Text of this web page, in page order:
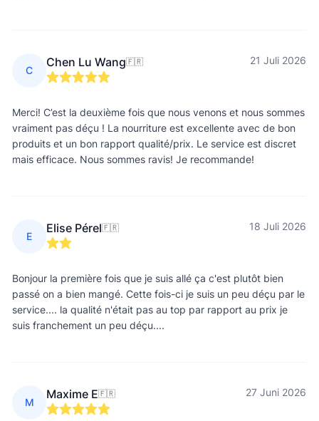
C
Chen Lu Wang🇫🇷 21 Juli 2026
Merci! C’est la deuxième fois que nous venons et nous sommes
vraiment pas déçu ! La nourriture est excellente avec de bon
produits et un bon rapport qualité/prix. Le service est discret
mais efficace. Nous sommes ravis! Je recommande!
E
Elise Pérel🇫🇷 18 Juli 2026
Bonjour la première fois que je suis allé ça c'est plutôt bien
passé on a bien mangé. Cette fois-ci je suis un peu déçu par le
service.... la qualité n'était pas au top par rapport au prix je
suis franchement un peu déçu....
M
Maxime E🇫🇷 27 Juni 2026